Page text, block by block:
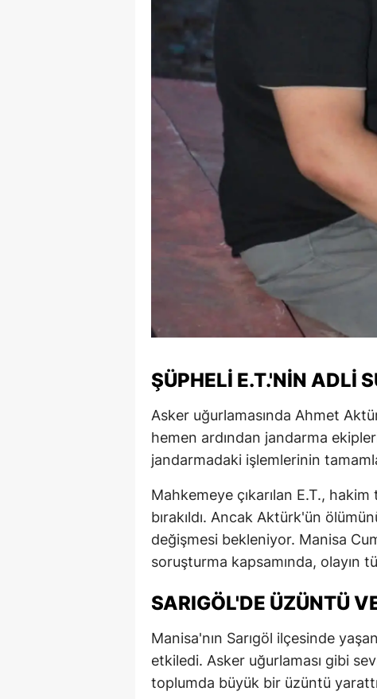
ŞÜPHELI E.T.'NIN ADLI
Asker uğurlamasında Ahmet
hemen ardından jandarma
jandarmadaki işlemlerinin
Mahkemeye çıkarılan E.T.,
bırakıldı. Ancak Aktürk'ün
değişmesi bekleniyor. Manisa
soruşturma kapsamında, olayın
SARIGÖL'DE ÜZÜNTÜ
Manisa'nın Sarıgöl ilçesinde
etkiledi. Asker uğurlaması gibi
toplumda büyük bir üzüntü